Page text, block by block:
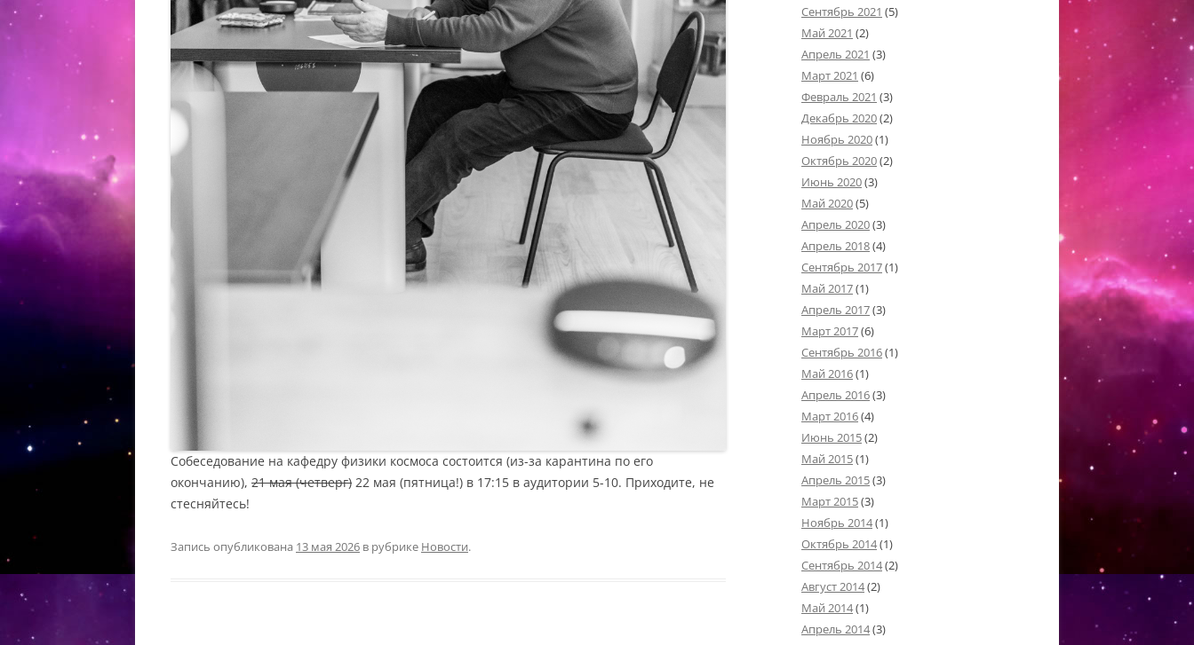
Собеседование на кафедру физики космоса состоится (из-за карантина по его
окончанию), 21 мая (четверг) 22 мая (пятница!) в 17:15 в аудитории 5-10. Приходите, не
стесняйтесь!
Запись опубликована 13 мая 2026 в рубрике Новости.
Сентябрь 2021 (5)
Май 2021 (2)
Апрель 2021 (3)
Март 2021 (6)
Февраль 2021 (3)
Декабрь 2020(2)
Ноябрь 2020(1)
Октябрь 2020(2)
Июнь 2020(3)
Май 2020(5)
Апрель 2020(3)
Апрель 2018(4)
Сентябрь 2017(1)
Май 2017(1)
Апрель 2017(3)
Март 2017(6)
Сентябрь 2016(1)
Май 2016(1)
Апрель 2016(3)
Март 2016(4)
Июнь 2015(2)
Май 2015(1)
Апрель 2015(3)
Март 2015(3)
Ноябрь 2014(1)
Октябрь 2014(1)
Сентябрь 2014(2)
Август 2014(2)
Май 2014(1)
Апрель 2014(3)